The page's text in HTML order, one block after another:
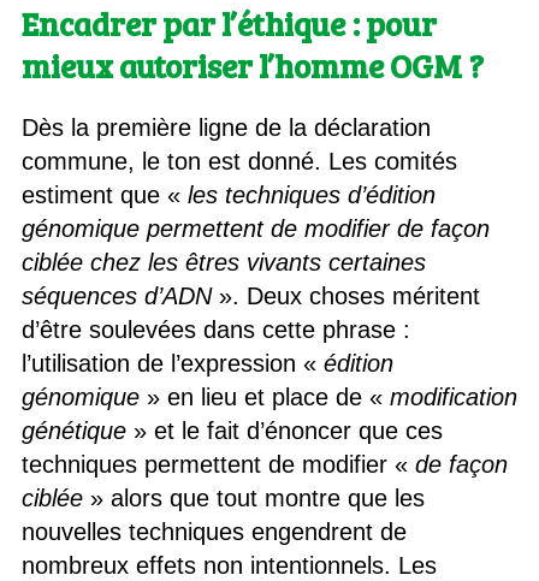
Encadrer par l’éthique : pour
mieux autoriser l’homme OGM ?
Dès la première ligne de la déclaration
commune, le ton est donné. Les comités
estiment que « les techniques d’édition
génomique permettent de modifier de façon
ciblée chez les êtres vivants certaines
séquences d’ADN». Deux choses méritent
d’être soulevées dans cette phrase :
l’utilisation de l’expression « édition
génomique» en lieu et place de « modification
génétique» et le fait d’énoncer que ces
techniques permettent de modifier « de façon
ciblée» alors que tout montre que les
nouvelles techniques engendrent de
nombreux effets non intentionnels. Les